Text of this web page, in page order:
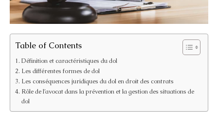
Table of Contents
Définition et caractéristiques du dol
Les différentes formes de dol
Les conséquences juridiques du dol en droit des contrats
Rôle de l’avocat dans la prévention et la gestion des situations de
dol